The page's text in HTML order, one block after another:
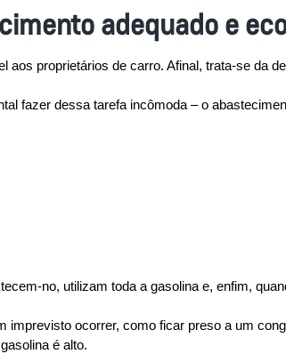
adequado e
proprietários de carro. Afinal, trata-se da
fazer dessa tarefa incômoda – o
no, utilizam toda a gasolina e, enfim,
imprevisto ocorrer, como ficar preso a um
é alto.